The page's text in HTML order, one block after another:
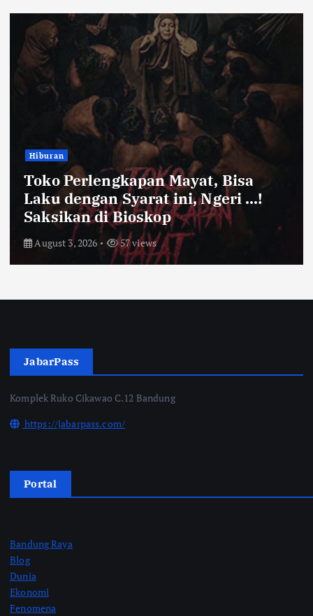
Hiburan
Toko Perlengkapan Mayat, Bisa
Laku dengan Syarat ini, Ngeri …!
Saksikan di Bioskop
August 3, 2026 57 views
JabarPass
Komplek Ruko Cikawao C.12 Bandung
https://jabarpass.com/
Portal
Bandung Raya
Blog
Dunia
Ekonomi
Fenomena